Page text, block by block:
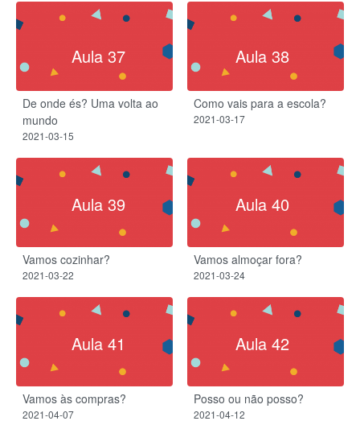
Aula 37
De onde és? Uma volta ao
mundo
2021-03-15
Aula 38
Como vais para a escola?
2021-03-17
Aula 39
Vamos cozinhar?
2021-03-22
Aula 40
Vamos almoçar fora?
2021-03-24
Aula 41
Vamos às compras?
2021-04-07
Aula 42
Posso ou não posso?
2021-04-12